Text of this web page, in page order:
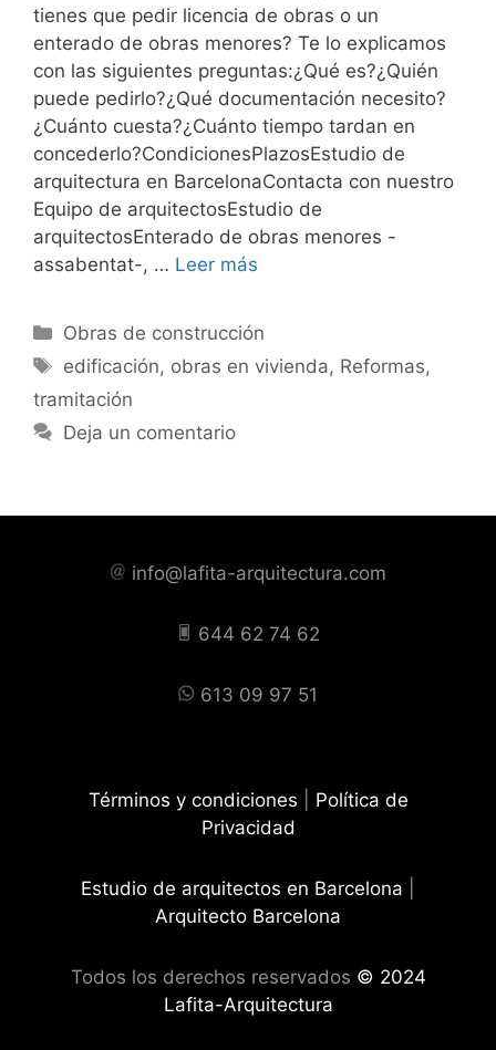
tienes que pedir licencia de obras o un
enterado de obras menores? Te lo explicamos
con las siguientes preguntas:¿Qué es?¿Quién
puede pedirlo?¿Qué documentación necesito?
¿Cuánto cuesta?¿Cuánto tiempo tardan en
concederlo?CondicionesPlazosEstudio de
arquitectura en BarcelonaContacta con nuestro
Equipo de arquitectosEstudio de
arquitectosEnterado de obras menores -
assabentat-, … Leer más
Categorías
Obras de construcción
Etiquetas
edificación, obras en vivienda, Reformas,
tramitación
Deja un comentario
info@lafita-arquitectura.com
644 62 74 62
613 09 97 51
Términos y condiciones
Política de
Privacidad
Estudio de arquitectos en Barcelona
Arquitecto Barcelona
Todos los derechos reservados © 2024
Lafita-Arquitectura